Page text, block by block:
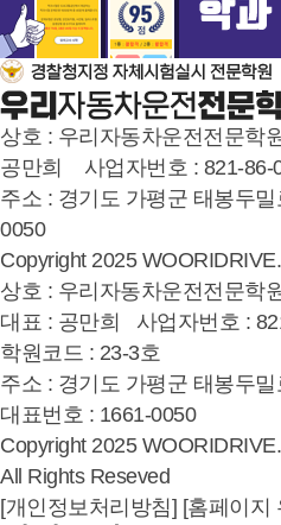
상호 : 우리자동차운전전문
공만희 사업자번호 : 821-86-
주소 : 경기도 가평군 태봉두
0050
Copyright 2025
상호 : 우리자동차운전전문학
대표 : 공만희 사업자번호 :
학원코드 : 23-3호
주소 : 경기도 가평군 태봉두밀
대표번호 : 1661-0050
Copyright 2025
All Rights Reseved
[개인정보처리방침] [홈페이지